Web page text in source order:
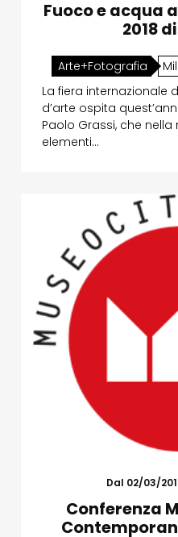
Fuoco e acqua
2018
Arte+Fotografia
La fiera internazionale
d’arte ospita
Paolo Grassi, che
elementi…
Dal 02/03/
Conferenza